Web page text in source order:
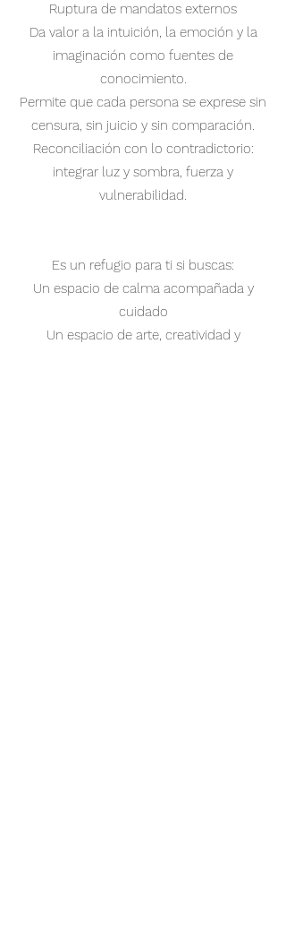
Ruptura de mandatos externos
Da valor a la intuición, la emoción y la
imaginación como fuentes de
conocimiento.
Permite que cada persona se exprese sin
censura, sin juicio y sin comparación.
Reconciliación con lo contradictorio:
integrar luz y sombra, fuerza y
vulnerabilidad.
Es un refugio para ti si buscas:
Un espacio de calma acompañada y
cuidado
Un espacio de arte, creatividad y